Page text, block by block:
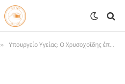
» Υπουργείο Υγείας: Ο Χρυσοχοΐδης έπαυσε τη διοίκηση και του Βενιζέλειου Νοσοκομείου στο Ηράκλειο